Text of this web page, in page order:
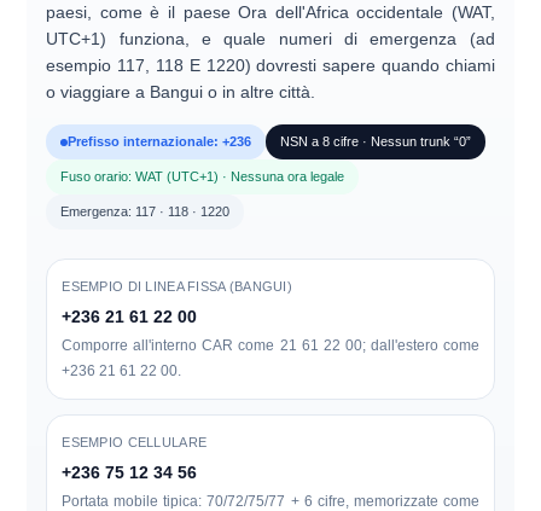
paesi, come è il paeseOra dell'Africa occidentale (WAT,
UTC+1) funziona, e quale numeri di emergenza (ad
esempio 117 118 E 1220) dovresti sapere quando chiami
o viaggiare a Bangui o in altre città.
Prefisso internazionale: +236 NSN a 8 cifre · Nessun trunk “0”
Fuso orario: WAT (UTC+1) · Nessuna ora legale
Emergenza: 117 · 118 · 1220
ESEMPIO DI LINEA FISSA (BANGUI)
+236 21 61 22 00
Comporre all'interno CAR come 21 61 22 00; dall'estero come
+236 21 61 22 00.
ESEMPIO CELLULARE
+236 75 12 34 56
Portata mobile tipica:70/72/75/77 + 6 cifre, memorizzate come